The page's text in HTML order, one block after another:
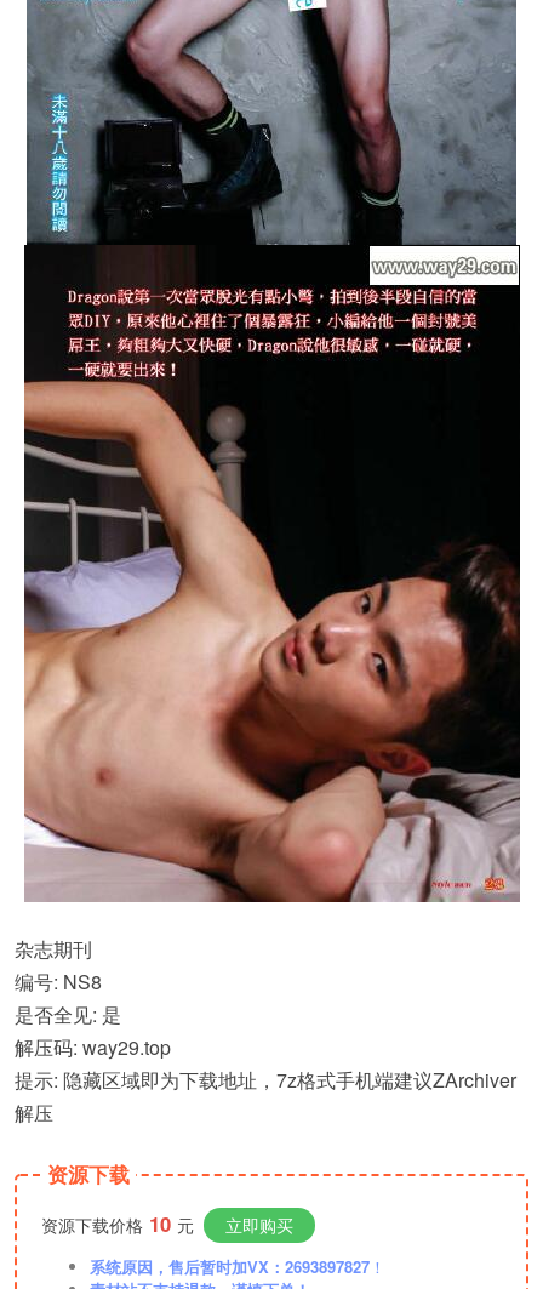
杂志期刊
编号: NS8
是否全见: 是
解压码: way29.top
提示: 隐藏区域即为下载地址，7z格式手机端建议ZArchiver
解压
资源下载
资源下载价格 10 元 立即购买
系统原因，售后暂时加VX：2693897827 ！